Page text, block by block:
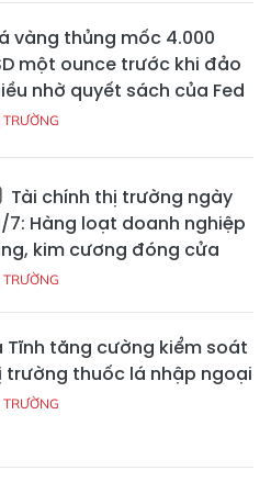
vàng thủng mốc 4.000
một ounce trước khi đảo
nhờ quyết sách của Fed
TRƯỜNG
Tài chính thị trường ngày
7: Hàng loạt doanh nghiệp
kim cương đóng cửa
TRƯỜNG
Tĩnh tăng cường kiểm soát
trường thuốc lá nhập ngoại
TRƯỜNG